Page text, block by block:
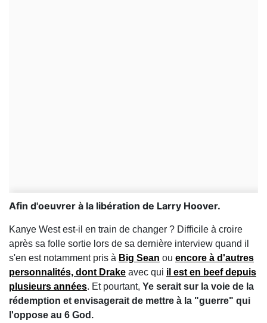
Afin d'oeuvrer à la libération de Larry Hoover.
Kanye West est-il en train de changer ? Difficile à croire
après sa folle sortie lors de sa dernière interview quand il
s'en est notamment pris à Big Sean ou encore à d'autres
personnalités, dont Drake avec qui il est en beef depuis
plusieurs années. Et pourtant, Ye serait sur la voie de la
rédemption et envisagerait de mettre à la "guerre" qui
l'oppose au 6 God.